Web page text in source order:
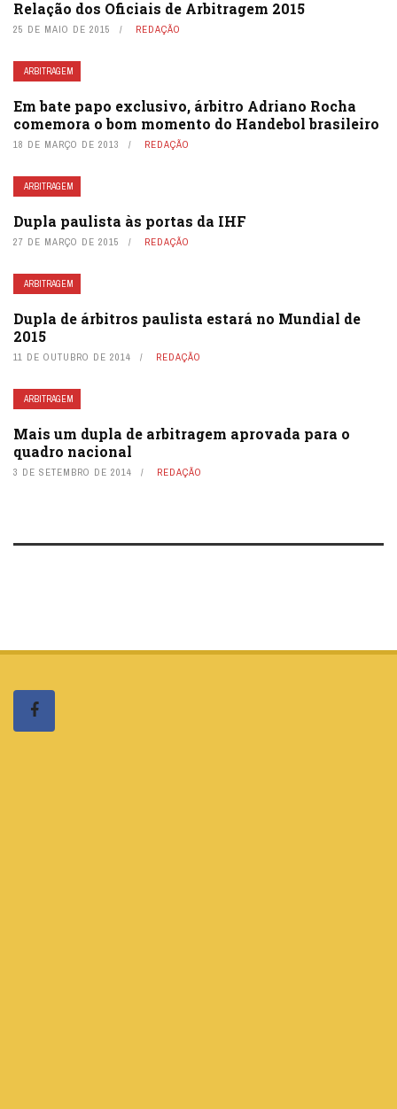
Relação dos Oficiais de Arbitragem 2015
25 DE MAIO DE 2015 REDAÇÃO
ARBITRAGEM
Em bate papo exclusivo, árbitro Adriano Rocha
comemora o bom momento do Handebol brasileiro
18 DE MARÇO DE 2013 REDAÇÃO
ARBITRAGEM
Dupla paulista às portas da IHF
27 DE MARÇO DE 2015 REDAÇÃO
ARBITRAGEM
Dupla de árbitros paulista estará no Mundial de
2015
11 DE OUTUBRO DE 2014 REDAÇÃO
ARBITRAGEM
Mais um dupla de arbitragem aprovada para o
quadro nacional
3 DE SETEMBRO DE 2014 REDAÇÃO